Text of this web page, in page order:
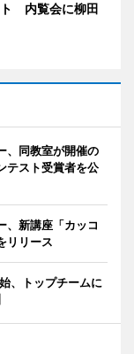
ト 内覧会に柳田
、同教室が開催の
テスト受賞者を公
、新講座「カッコ
リリース
、トップチームに